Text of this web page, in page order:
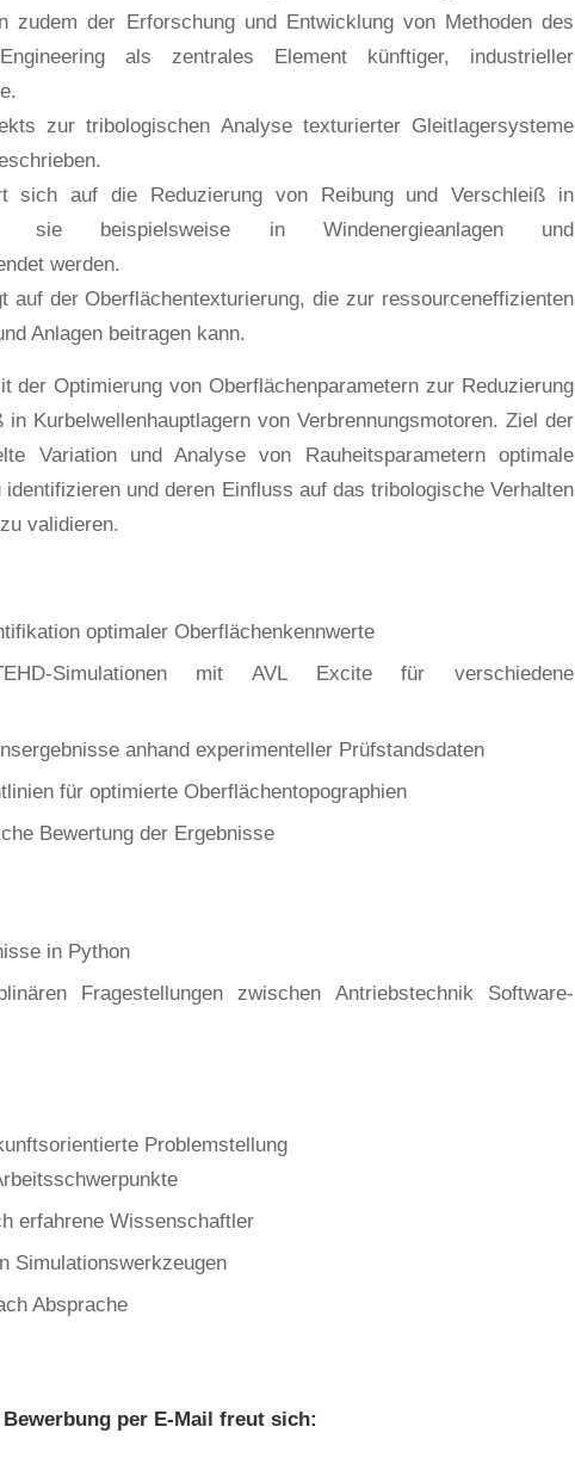
zudem der Erforschung und Entwicklung von Methoden des
als zentrales Element künftiger, industrieller
zur tribologischen Analyse texturierter Gleitlagersysteme
sich auf die Reduzierung von Reibung und Verschleiß in
sie beispielsweise in Windenergieanlagen und
werden.
auf der Oberflächentexturierung, die zur ressourceneffizienten
Anlagen beitragen kann.
der Optimierung von Oberflächenparametern zur Reduzierung
Kurbelwellenhauptlagern von Verbrennungsmotoren. Ziel der
Variation und Analyse von Rauheitsparametern optimale
und deren Einfluss auf das tribologische Verhalten
validieren.
optimaler Oberflächenkennwerte
Simulationen mit AVL Excite für verschiedene
anhand experimenteller Prüfstandsdaten
für optimierte Oberflächentopographien
Bewertung der Ergebnisse
in Python
Fragestellungen zwischen Antriebstechnik Software-
Problemstellung
erfahrene Wissenschaftler
Simulationswerkzeugen
Absprache
per E-Mail freut sich: